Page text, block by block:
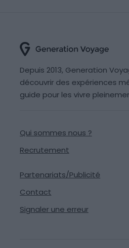
Depuis 2013, Generation
découvrir des expériences
guide pour les vivre
Qui sommes nous ?
Recrutement
Partenariats/Publicité
Contact
Signaler une erreur